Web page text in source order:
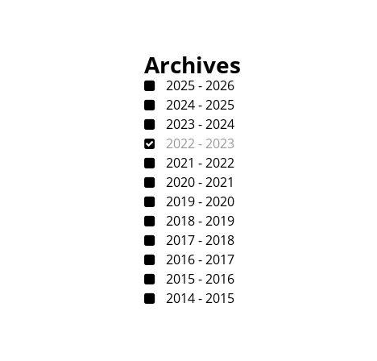
Archives
2025 - 2026
2024 - 2025
2023 - 2024
2022 - 2023
2021 - 2022
2020 - 2021
2019 - 2020
2018 - 2019
2017 - 2018
2016 - 2017
2015 - 2016
2014 - 2015